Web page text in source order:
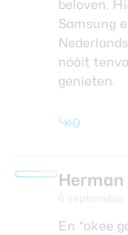
beloven.
Samsung
nóóit
genieten.
0
Herman
En “okee